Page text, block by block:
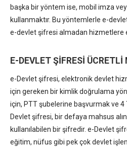
başka bir yöntem ise, mobil imza
kullanmaktır. Bu yöntemlerle e-
e-devlet şifresi almadan hizmetlere
E-DEVLET ŞİFRESİ
e-Devlet şifresi, elektronik devlet
için gereken bir kimlik doğrulama
için, PTT şubelerine başvurmak ve 4
Devlet şifresi, bir defaya mahsus
kullanılabilen bir şifredir. e-Devlet
eğitim, nüfus gibi pek çok devlet